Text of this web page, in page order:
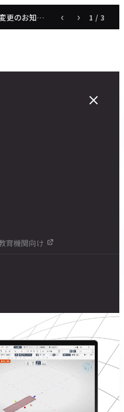
【セール終了時刻変更のお知らせ】caDIY3D V4 発売記念セール ‹ › 1 /3
ード
育機関向け